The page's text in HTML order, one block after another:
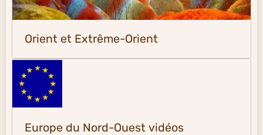
Orient et Extrême-Orient
Europe du Nord-Ouest vidéos